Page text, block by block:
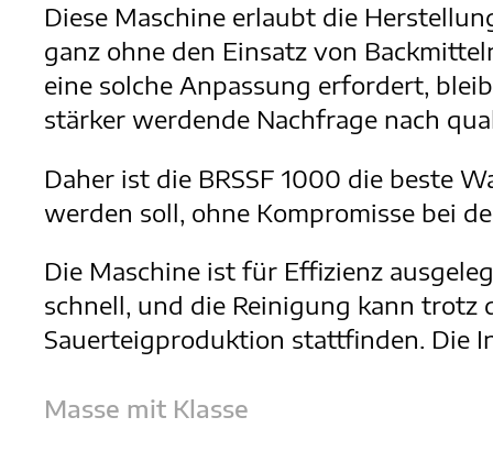
Diese Maschine erlaubt die
ganz ohne den Einsatz von
eine solche Anpassung erfordert,
stärker werdende Nachfrage nach
Daher ist die BRSSF 1000 die beste
werden soll, ohne Kompromisse bei
Die Maschine ist für Effizienz
schnell, und die Reinigung kann
Sauerteigproduktion stattfinden. Die
Masse mit Klasse